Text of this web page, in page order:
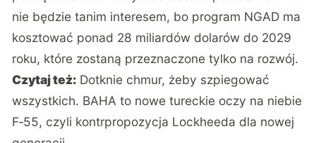
nie będzie tanim interesem, bo program NGAD ma
kosztować ponad 28 miliardów dolarów do 2029
roku, które zostaną przeznaczone tylko na rozwój.
Czytaj też: Dotknie chmur, żeby szpiegować
wszystkich. BAHA to nowe tureckie oczy na niebie
F‑55, czyli kontrpropozycja Lockheeda dla nowej